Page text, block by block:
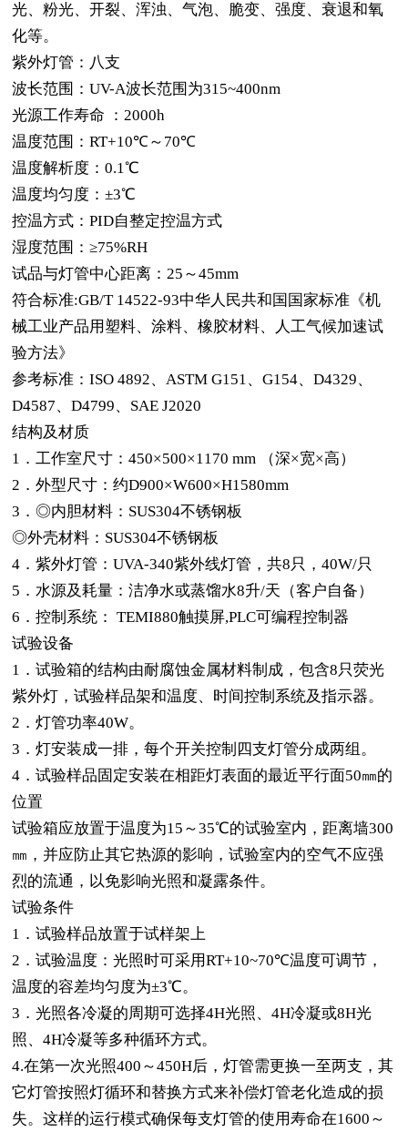
光、粉光、开裂、浑浊、气泡、脆变、强度、衰退和氧
化等。
紫外灯管：八支
波长范围：UV-A波长范围为315~400nm
光源工作寿命 ：2000h
温度范围：RT+10℃～70℃
温度解析度：0.1℃
温度均匀度：±3℃
控温方式：PID自整定控温方式
湿度范围：≥75%RH
试品与灯管中心距离：25～45mm
符合标准:GB/T 14522-93中华人民共和国国家标准《机
械工业产品用塑料、涂料、橡胶材料、人工气候加速试
验方法》
参考标准：ISO 4892、ASTM G151、G154、D4329、
D4587、D4799、SAE J2020
结构及材质
1 ．工作室尺寸：450×500×1170mm
（深×宽×高）
2 ．外型尺寸：约D900×W600×H1580mm
3 ．◎内胆材料：SUS304不锈钢板
◎外壳材料：SUS304不锈钢板
4 ．紫外灯管：UVA-340紫外线灯管，共8只，40W/只
5 ．水源及耗量：洁净水或蒸馏水8升/天（客户自备）
6 ．控制系统： TEMI880触摸屏,PLC可编程控制器
试验设备
1 ．试验箱的结构由耐腐蚀金属材料制成，包含8只荧光
紫外灯，试验样品架和温度、时间控制系统及指示器。
2 ．灯管功率40W。
3 ．灯安装成一排，每个开关控制四支灯管分成两组。
4 ．试验样品固定安装在相距灯表面的最近平行面50㎜的
位置
试验箱应放置于温度为15～35℃的试验室内，距离墙300
㎜，并应防止其它热源的影响，试验室内的空气不应强
烈的流通，以免影响光照和凝露条件。
试验条件
1 ．试验样品放置于试样架上
2 ．试验温度：光照时可采用RT+10~70℃温度可调节，
温度的容差均匀度为±3℃。
3 ．光照各冷凝的周期可选择4H光照、4H冷凝或8H光
照、4H冷凝等多种循环方式。
4.在第一次光照400～450H后，灯管需更换一至两支，其
它灯管按照灯循环和替换方式来补偿灯管老化造成的损
失。这样的运行模式确保每支灯管的使用寿命在1600～